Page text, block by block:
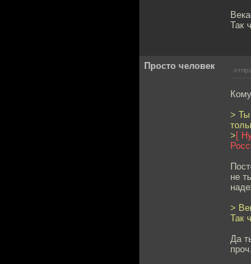
Так
Просто человек
> Ты
> [
не
>
Так
Да